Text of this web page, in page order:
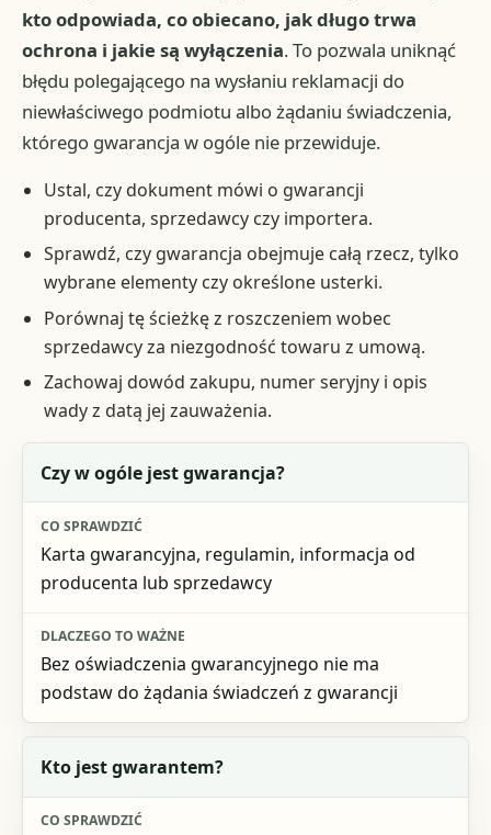
kto odpowiada, co obiecano, jak długo trwa
ochrona i jakie są wyłączenia. To pozwala uniknąć
błędu polegającego na wysłaniu reklamacji do
niewłaściwego podmiotu albo żądaniu świadczenia,
którego gwarancja w ogóle nie przewiduje.
Ustal, czy dokument mówi o gwarancji
producenta, sprzedawcy czy importera.
Sprawdź, czy gwarancja obejmuje całą rzecz, tylko
wybrane elementy czy określone usterki.
Porównaj tę ścieżkę z roszczeniem wobec
sprzedawcy za niezgodność towaru z umową.
Zachowaj dowód zakupu, numer seryjny i opis
wady z datą jej zauważenia.
Pytanie na start
Co sprawdzić
Dlaczego to ważne
Czy w ogóle jest gwarancja?
Karta gwarancyjna, regulamin, informacja od
producenta lub sprzedawcy
Bez oświadczenia gwarancyjnego nie ma
podstaw do żądania świadczeń z gwarancji
Kto jest gwarantem?